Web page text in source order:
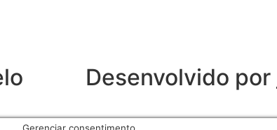
Desenvolvido por
Gerenciar consentimento